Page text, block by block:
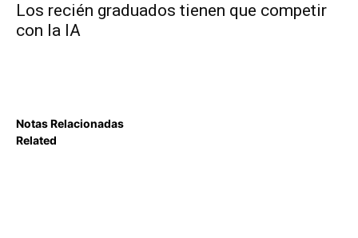
Los recién graduados tienen que competir
con la IA
Notas Relacionadas
Related